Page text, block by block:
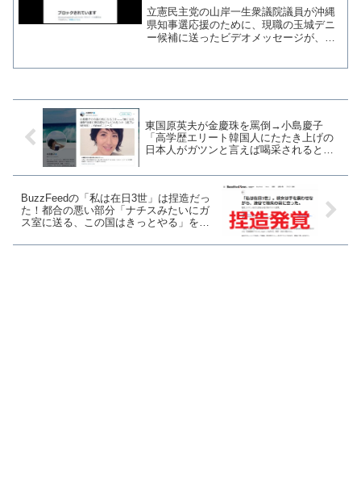
る悪質性【マガジン187号】
立憲民主党の山岸一生衆議院議員が沖縄
県知事選応援のために、現職の玉城デニ
ー候補に送ったビデオメッセージが、情
東国原英夫が金慶珠を罵倒→小島慶子
「高学歴エリート韓国人にたたき上げの
日本人がガツンと言えば喝采されると踏
BuzzFeedの「私は在日3世」は捏造だっ
た！都合の悪い部分「ナチスみたいにガ
ス室に送る、この国はきっとやる」をカ